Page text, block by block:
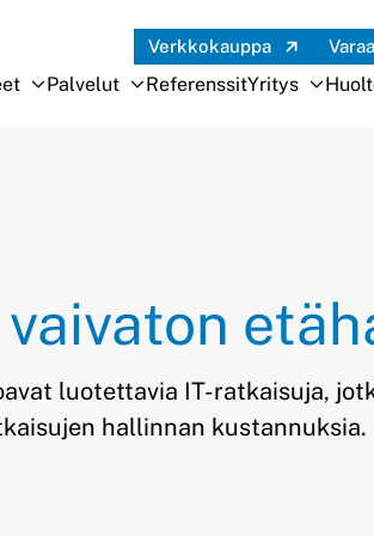
Verkkokauppa
Avaa alivalikko
Sulje alivalikko
Palvelut
Avaa alivalikko
Sulje alivalikko
ReferenssitYritys
Avaa
Sulje
luotettavia IT-ratkaisuja,
hallinnan kustannuksia.